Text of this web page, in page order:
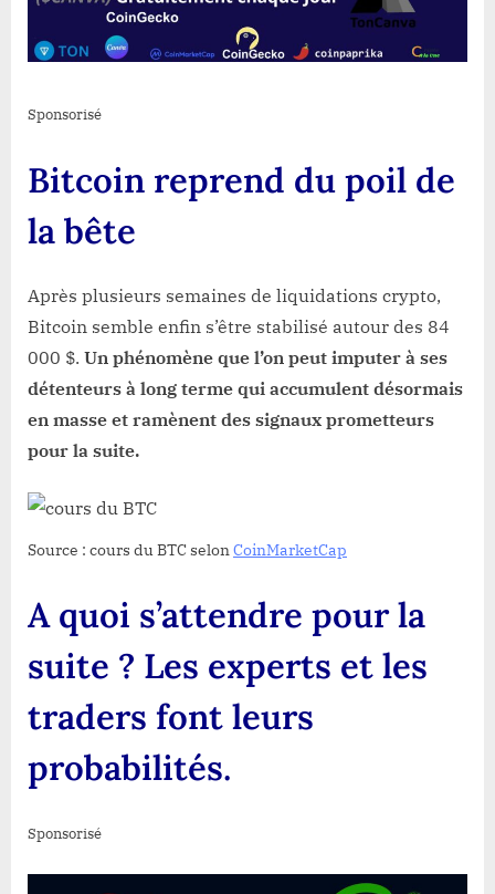
Sponsorisé
Bitcoin reprend du poil de
la bête
Après plusieurs semaines de liquidations crypto,
Bitcoin semble enfin s’être stabilisé autour des 84
000 $. Un phénomène que l’on peut imputer à ses
détenteurs à long terme qui accumulent désormais
en masse et ramènent des signaux prometteurs
pour la suite.
Source : cours du BTC selonCoinMarketCap
A quoi s’attendre pour la
suite ? Les experts et les
traders font leurs
probabilités.
Sponsorisé